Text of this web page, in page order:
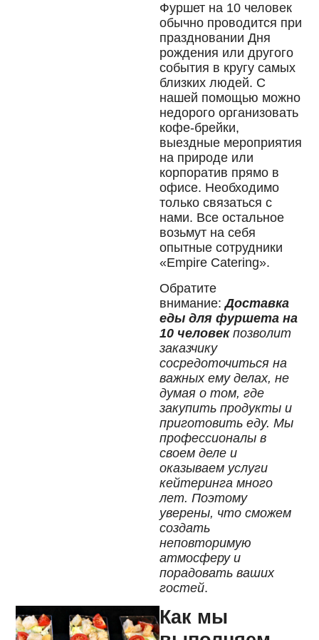
Фуршет на 10 человек
обычно проводится при
праздновании Дня
рождения или другого
события в кругу самых
близких людей. С
нашей помощью можно
недорого организовать
кофе-брейки,
выездные мероприятия
на природе или
корпоратив прямо в
офисе. Необходимо
только связаться с
нами. Все остальное
возьмут на себя
опытные сотрудники
«Empire Catering».
Обратите
внимание:Доставка
еды для фуршета на
10 человекпозволит
заказчику
сосредоточиться на
важных ему делах, не
думая о том, где
закупить продукты и
приготовить еду. Мы
профессионалы в
своем деле и
оказываем услуги
кейтеринга много
лет. Поэтому
уверены, что сможем
создать
неповторимую
атмосферу и
порадовать ваших
гостей.
Как мы